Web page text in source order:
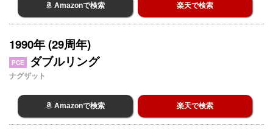
Amazonで検索 楽天で検索
1990年 (29周年)
PCE ダブルリング
ナグザット
Amazonで検索 楽天で検索